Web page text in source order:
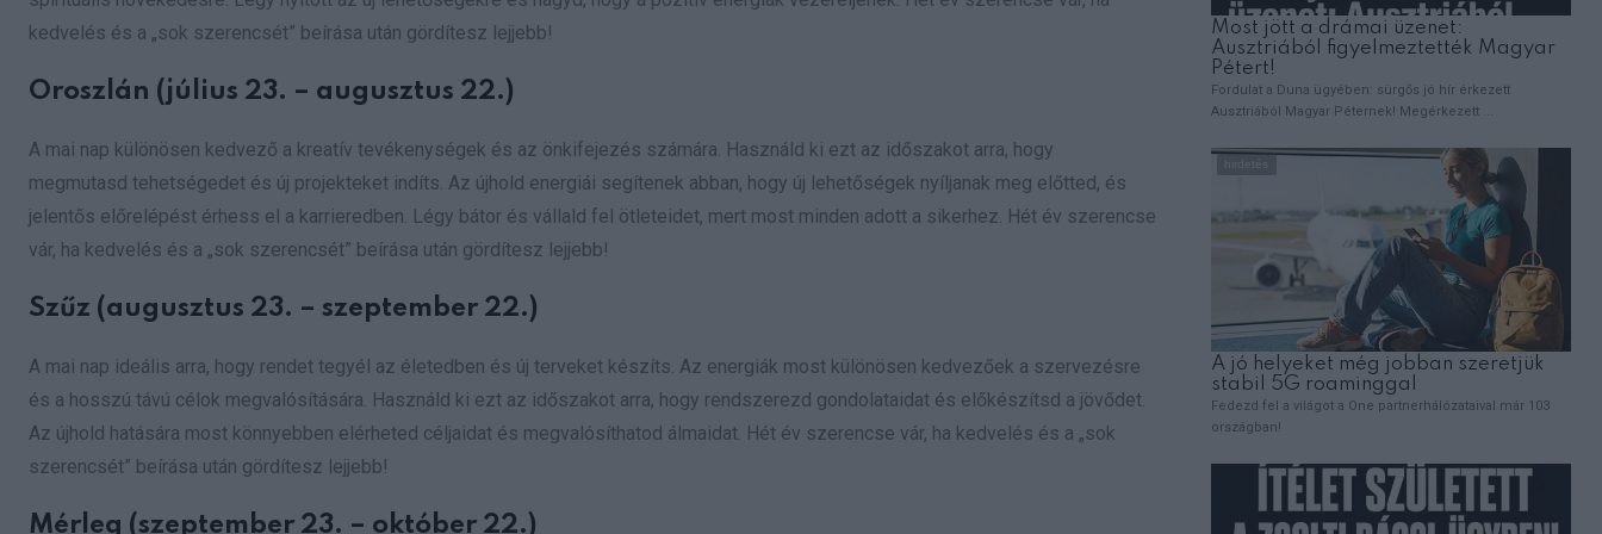
kedvelés és a „sok szerencsét” beírása után gördítesz lejjebb!
Oroszlán (július 23. – augusztus 22.)
A mai nap különösen kedvező a kreatív tevékenységek és az önkifejezés számára. Használd ki ezt az időszakot arra, hogy
megmutasd tehetségedet és új projekteket indíts. Az újhold energiái segítenek abban, hogy új lehetőségek nyíljanak meg előtted, és
jelentős előrelépést érhess el a karrieredben. Légy bátor és vállald fel ötleteidet, mert most minden adott a sikerhez. Hét év szerencse
vár, ha kedvelés és a „sok szerencsét” beírása után gördítesz lejjebb!
Szűz (augusztus 23. – szeptember 22.)
A mai nap ideális arra, hogy rendet tegyél az életedben és új terveket készíts. Az energiák most különösen kedvezőek a szervezésre
és a hosszú távú célok megvalósítására. Használd ki ezt az időszakot arra, hogy rendszerezd gondolataidat és előkészítsd a jövődet.
Az újhold hatására most könnyebben elérheted céljaidat és megvalósíthatod álmaidat. Hét év szerencse vár, ha kedvelés és a „sok
szerencsét” beírása után gördítesz lejjebb!
Mérleg (szeptember 23. – október 22.)